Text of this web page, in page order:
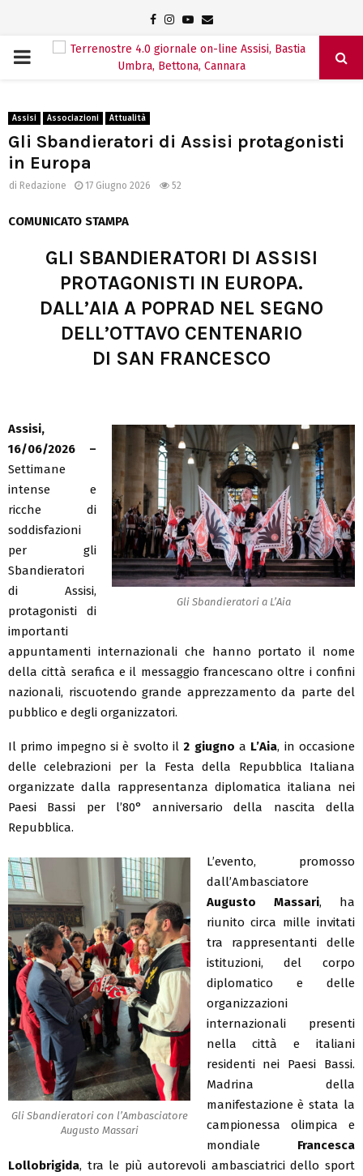
Facebook
Instagram
Youtube
Email
PRIMARY
Assisi Associazioni Attualità
Gli Sbandieratori di Assisi protagonisti
in Europa
di Redazione 17 Giugno 2026 52
COMUNICATO STAMPA
GLI SBANDIERATORI DI ASSISI
PROTAGONISTI IN EUROPA.
DALL’AIA A POPRAD NEL SEGNO
DELL’OTTAVO CENTENARIO
DI SAN FRANCESCO
Gli Sbandieratori a L’Aia
Assisi,
16/06/2026 –
Settimane
intense e
ricche di
soddisfazioni
per gli
Sbandieratori
di Assisi,
protagonisti di
importanti
appuntamenti internazionali che hanno portato il nome
della città serafica e il messaggio francescano oltre i confini
nazionali, riscuotendo grande apprezzamento da parte del
pubblico e degli organizzatori.
Il primo impegno si è svolto il2 giugno a L’Aia, in occasione
delle celebrazioni per la Festa della Repubblica Italiana
organizzate dalla rappresentanza diplomatica italiana nei
Paesi Bassi per l’80° anniversario della nascita della
Repubblica.
Gli Sbandieratori con l’Ambasciatore
Augusto Massari
L’evento, promosso
dall’Ambasciatore
Augusto Massari, ha
riunito circa mille invitati
tra rappresentanti delle
istituzioni, del corpo
diplomatico e delle
organizzazioni
internazionali presenti
nella città e italiani
residenti nei Paesi Bassi.
Madrina della
manifestazione è stata la
campionessa olimpica e
mondiale Francesca
Lollobrigida, tra le più autorevoli ambasciatrici dello sport